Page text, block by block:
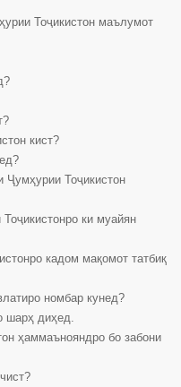
Тоҷикистон маълумот
кист?
Ҷумҳурии Тоҷикистон
ки муайян
кадом мақомот татбиқ
номбар кунед?
шарҳ диҳед.
ҳаммаънояндро бо забони